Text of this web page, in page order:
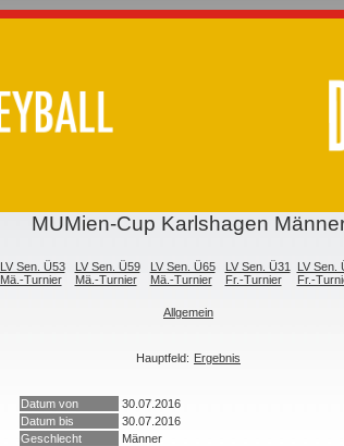
MUMien-Cup Karlshagen
LV Sen. Ü53
Mä.-Turnier
LV Sen. Ü59
Mä.-Turnier
LV Sen. Ü65
Mä.-Turnier
LV Sen. Ü31
Fr.-Turnier
LV Sen.
Fr.-
Allgemein
Hauptfeld: Ergebnis
Datum von
30.07.2016
Datum bis
30.07.2016
Geschlecht
Männer